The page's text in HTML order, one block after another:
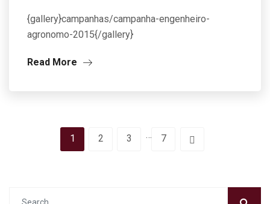
{gallery}campanhas/campanha-engenheiro-
agronomo-2015{/gallery}
Read More
1 2 3 … 7